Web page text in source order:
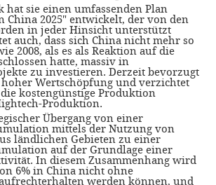
hat sie einen umfassenden Plan
China 2025" entwickelt, der von den
in jeder Hinsicht unterstützt
auch, dass sich China nicht mehr so
2008, als es als Reaktion auf die
hatte, massiv in
zu investieren. Derzeit bevorzugt
Wertschöpfung und verzichtet
kostengünstige Produktion
Produktion.
Übergang von einer
mittels der Nutzung von
ländlichen Gebieten zu einer
auf der Grundlage einer
In diesem Zusammenhang wird
6% in China nicht ohne
werden können, und